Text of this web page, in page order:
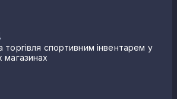
торгівля спортивним інвентарем у
магазинах